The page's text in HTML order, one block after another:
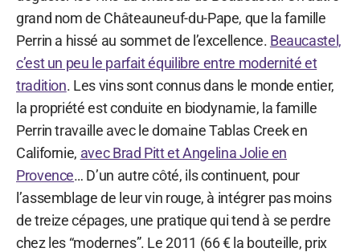
grand nom de Châteauneuf-du-Pape, que la famille
Perrin a hissé au sommet de l’excellence. Beaucastel,
c’est un peu le parfait équilibre entre modernité et
tradition. Les vins sont connus dans le monde entier,
la propriété est conduite en biodynamie, la famille
Perrin travaille avec le domaine Tablas Creek en
Californie, avec Brad Pitt et Angelina Jolie en
Provence… D’un autre côté, ils continuent, pour
l’assemblage de leur vin rouge, à intégrer pas moins
de treize cépages, une pratique qui tend à se perdre
chez les “modernes”. Le 2011 (66 € la bouteille, prix